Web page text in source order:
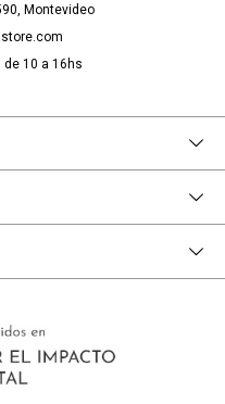
Montevideo
de 10 a 16hs